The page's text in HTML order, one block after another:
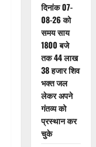
दिनांक 07-
08-26 को
समय साय
1800 बजे
तक 44 लाख
38 हजार शिव
भक्त जल
लेकर अपने
गंतव्य को
प्रस्थान कर
चुके